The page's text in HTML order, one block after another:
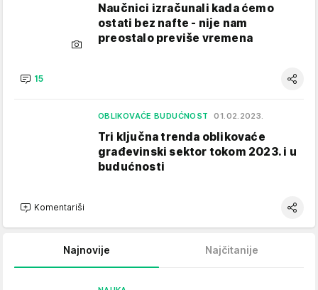
Naučnici izračunali kada ćemo
ostati bez nafte - nije nam
preostalo previše vremena
15
OBLIKOVAĆE BUDUĆNOST 01.02.2023.
Tri ključna trenda oblikovaće
građevinski sektor tokom 2023. i u
budućnosti
Komentariši
Najnovije Najčitanije